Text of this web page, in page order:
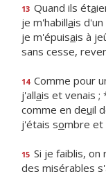
13 Quand ils éta
je m'habillais d'un
je m'épuisais à
sans cesse,
14 Comme pour
j'allais et venais ;
comme en deuil
j'étais sombre et
15 Si je faiblis, on
des misérables